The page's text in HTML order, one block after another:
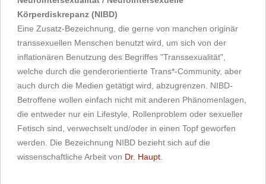
Körperdiskrepanz (NIBD)
Eine Zusatz-Bezeichnung, die gerne von manchen originär
transsexuellen Menschen benutzt wird, um sich von der
inflationären Benutzung des Begriffes "Transsexualität",
welche durch die genderorientierte Trans*-Community, aber
auch durch die Medien getätigt wird, abzugrenzen. NIBD-
Betroffene wollen einfach nicht mit anderen Phänomenlagen,
die entweder nur ein Lifestyle, Rollenproblem oder sexueller
Fetisch sind, verwechselt und/oder in einen Topf geworfen
werden. Die Bezeichnung NIBD bezieht sich auf die
wissenschaftliche Arbeit von Dr. Haupt